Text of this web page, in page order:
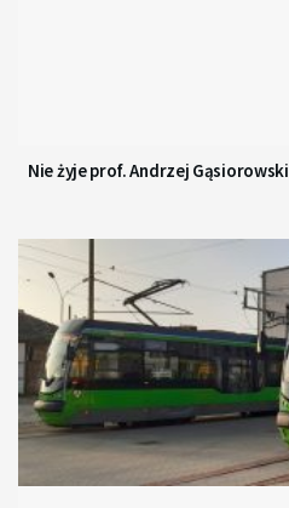
Nie żyje prof. Andrzej Gąsiorowski